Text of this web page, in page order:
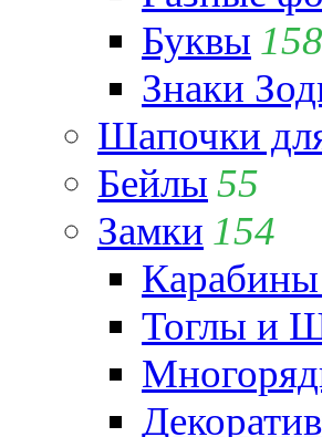
Буквы 158
Знаки
Шапочки
Бейлы 55
Замки 154
Тоглы и